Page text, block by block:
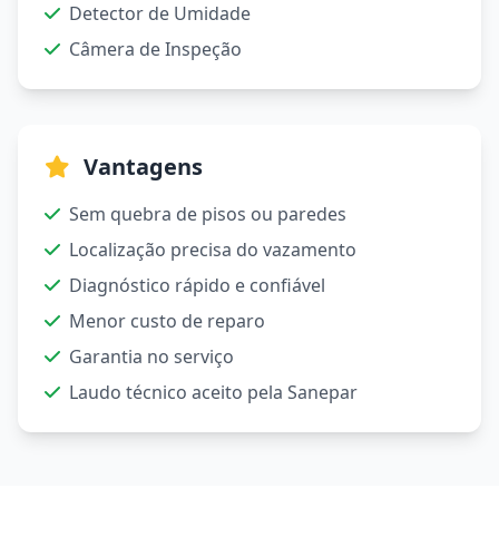
Detector de Umidade
Câmera de Inspeção
Vantagens
Sem quebra de pisos ou paredes
Localização precisa do vazamento
Diagnóstico rápido e confiável
Menor custo de reparo
Garantia no serviço
Laudo técnico aceito pela Sanepar